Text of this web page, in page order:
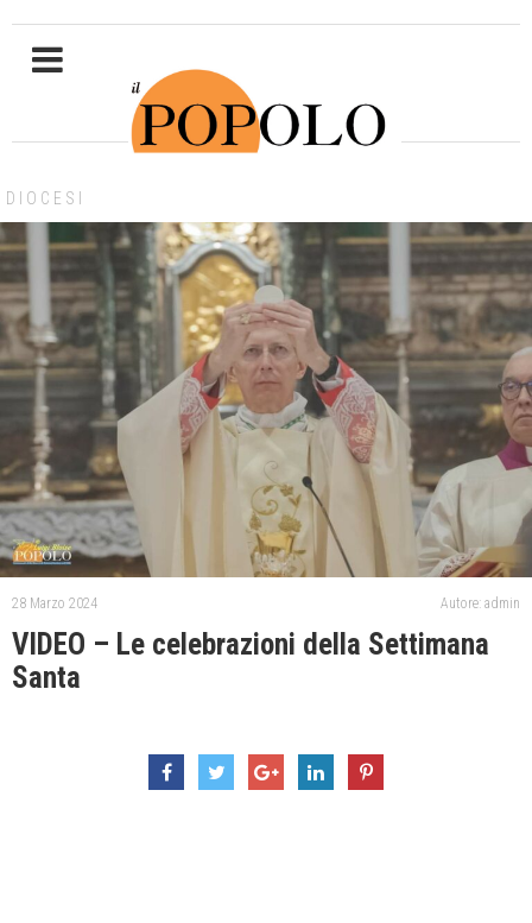
DIOCESI
28 Marzo 2024 Autore: admin
VIDEO – Le celebrazioni della Settimana
Santa